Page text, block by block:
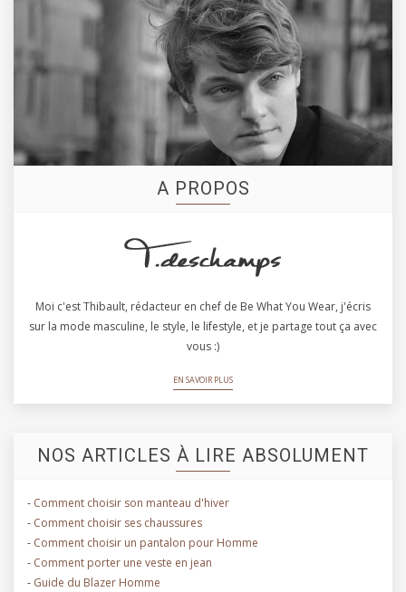
A PROPOS
Moi c'est Thibault, rédacteur en chef de Be What You Wear, j'écris
sur la mode masculine, le style, le lifestyle, et je partage tout ça avec
vous :)
EN SAVOIR PLUS
NOS ARTICLES À LIRE ABSOLUMENT
- Comment choisir son manteau d'hiver
- Comment choisir ses chaussures
- Comment choisir un pantalon pour Homme
- Comment porter une veste en jean
- Guide du Blazer Homme